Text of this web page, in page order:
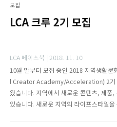
모집
LCA 크루 2기 모집
LCA 페이스북 | 2018. 11. 10
10월 말부터 모집 중인 2018 지역생활문
l Creator Academy/Acceleration) 2기
왔습니다. 지역에서 새로운 콘텐츠, 제품
있습니다. 새로운 지역의 라이프스타일